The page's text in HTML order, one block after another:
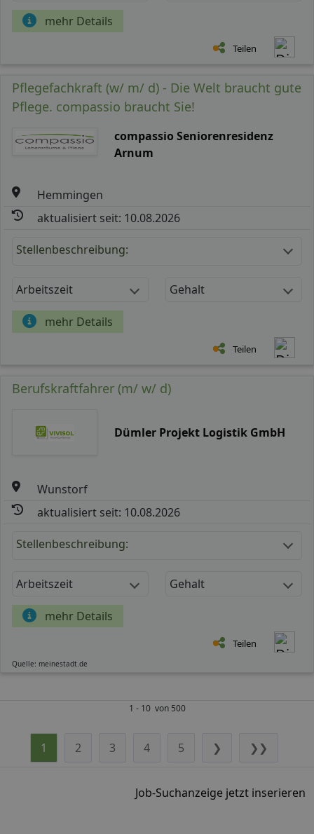
mehr Details
Teilen
Pflegefachkraft (w/ m/ d) - Die Welt braucht gute
Pflege. compassio braucht Sie!
compassio Seniorenresidenz
Arnum
Hemmingen
aktualisiert seit: 10.08.2026
Stellenbeschreibung:
Arbeitszeit Gehalt
mehr Details
Teilen
Berufskraftfahrer (m/ w/ d)
Dümler Projekt Logistik GmbH
Wunstorf
aktualisiert seit: 10.08.2026
Stellenbeschreibung:
Arbeitszeit Gehalt
mehr Details
Teilen
Quelle: meinestadt.de
1 - 10 von 500
1 2 3 4 5 ❯ ❯❯
Job-Suchanzeige jetzt inserieren